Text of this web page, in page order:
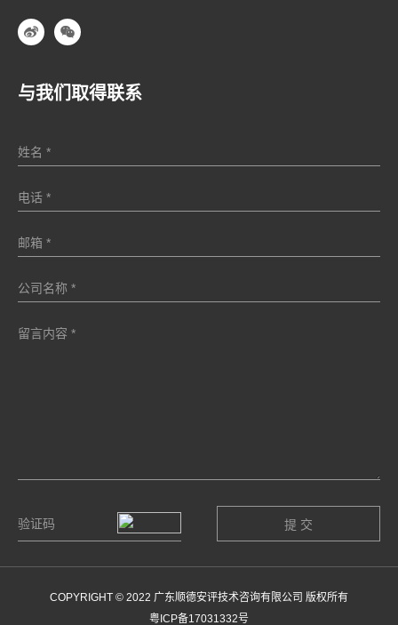
与我们取得联系
COPYRIGHT © 2022 广东顺德安评技术咨询有限公司 版权所有
粤ICP备17031332号